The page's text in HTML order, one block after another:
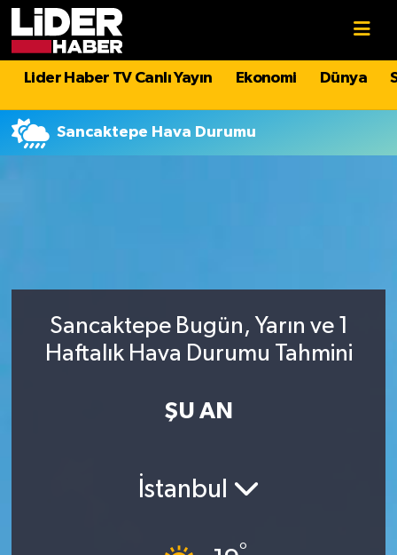
Lider Haber TV Canlı Yayın Ekonomi Dünya
Sancaktepe Hava Durumu
Sancaktepe Bugün, Yarın ve 1
Haftalık Hava Durumu Tahmini
ŞU AN
İstanbul
Politika
Asayiş
Spor
Kültür - Sanat
Hava Durumu
İstanbul Namaz Vakitleri
Tüm Manşetler
Son Dakika Haberleri